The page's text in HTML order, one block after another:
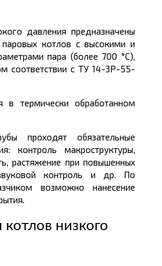
давления предназначены
котлов с высокими и
пара (более 700 °С),
соответствии с ТУ 14-3Р-55-
в термически обработанном
проходят обязательные
контроль макроструктуры,
растяжение при повышенных
контроль и др. По
возможно нанесение
низкого